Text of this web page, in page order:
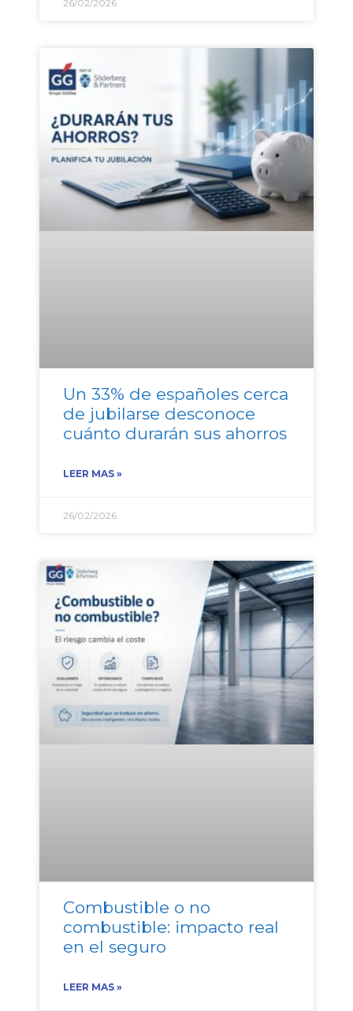
26/02/2026
Un 33% de españoles cerca
de jubilarse desconoce
cuánto durarán sus ahorros
LEER MAS »
26/02/2026
Combustible o no
combustible: impacto real
en el seguro
LEER MAS »